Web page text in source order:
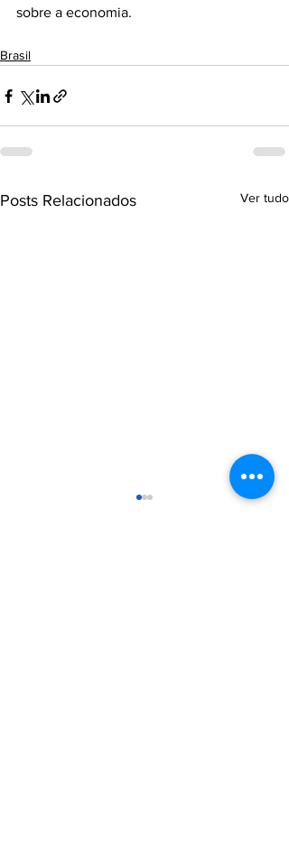
sobre a economia.
Brasil
Posts Relacionados Ver tudo